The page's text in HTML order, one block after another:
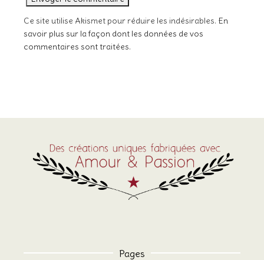
Ce site utilise Akismet pour réduire les indésirables. En
savoir plus sur la façon dont les données de vos
commentaires sont traitées.
Pages